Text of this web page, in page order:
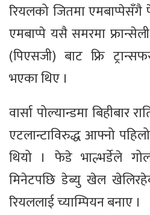
रियलको जितमा एमबाप्पेसँगै
एमबाप्पे यसै समरमा
(पिएसजी) बाट फ्रि
भएका थिए ।
वार्सा पोल्यान्डमा
एटलान्टाविरुद्ध आफ्नो
थियो । फेडे भाल्भर्डेले
मिनेटपछि डेब्यु खेल
रियललाई च्याम्पियन बनाए ।